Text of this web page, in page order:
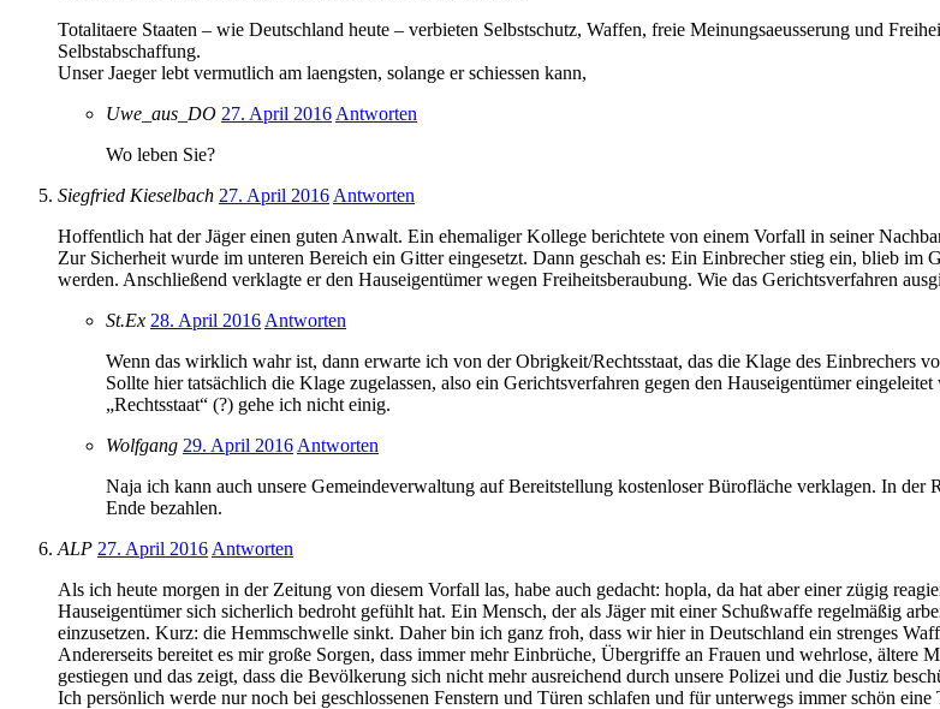
Totalitaere Staaten – wie Deutschland heute – verbieten Selbstschutz, Waffen, freie Meinungsaeusserung und
Selbstabschaffung.
Unser Jaeger lebt vermutlich am laengsten, solange er schiessen kann,
Uwe_aus_DO 27. April 2016 Antworten
Wo leben Sie?
Siegfried Kieselbach 27. April 2016 Antworten
Hoffentlich hat der Jäger einen guten Anwalt. Ein ehemaliger Kollege berichtete von einem Vorfall in seiner
Zur Sicherheit wurde im unteren Bereich ein Gitter eingesetzt. Dann geschah es: Ein Einbrecher stieg ein, blieb
werden. Anschließend verklagte er den Hauseigentümer wegen Freiheitsberaubung. Wie das Gerichtsverfahren
St.Ex 28. April 2016 Antworten
Wenn das wirklich wahr ist, dann erwarte ich von der Obrigkeit/Rechtsstaat, das die Klage des Einbrechers
Sollte hier tatsächlich die Klage zugelassen, also ein Gerichtsverfahren gegen den Hauseigentümer
„Rechtsstaat“ (?) gehe ich nicht einig.
Wolfgang 29. April 2016 Antworten
Naja ich kann auch unsere Gemeindeverwaltung auf Bereitstellung kostenloser Bürofläche verklagen. In
Ende bezahlen.
ALP 27. April 2016 Antworten
Als ich heute morgen in der Zeitung von diesem Vorfall las, habe auch gedacht: hopla, da hat aber einer zügig
Hauseigentümer sich sicherlich bedroht gefühlt hat. Ein Mensch, der als Jäger mit einer Schußwaffe regelmäßig
einzusetzen. Kurz: die Hemmschwelle sinkt. Daher bin ich ganz froh, dass wir hier in Deutschland ein strenges
Andererseits bereitet es mir große Sorgen, dass immer mehr Einbrüche, Übergriffe an Frauen und wehrlose,
gestiegen und das zeigt, dass die Bevölkerung sich nicht mehr ausreichend durch unsere Polizei und die Justiz
Ich persönlich werde nur noch bei geschlossenen Fenstern und Türen schlafen und für unterwegs immer schön